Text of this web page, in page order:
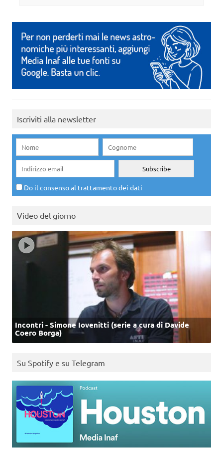
Iscriviti alla newsletter
Do il consenso al trattamento dei dati
Video del giorno
Incontri - Simone Iovenitti (serie a cura di Davide
Coero Borga)
Su Spotify e su Telegram